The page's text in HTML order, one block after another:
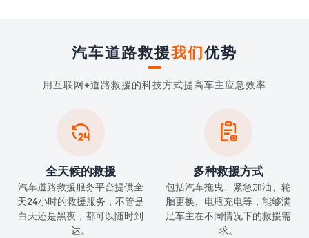
汽车道路救援我们优势
用互联网+道路救援的科技方式提高车主应急效率

全天候的救援
汽车道路救援服务平台提供全
天24小时的救援服务，不管是
白天还是黑夜，都可以随时到
达。

多种救援方式
包括汽车拖曳、紧急加油、轮
胎更换、电瓶充电等，能够满
足车主在不同情况下的救援需
求。